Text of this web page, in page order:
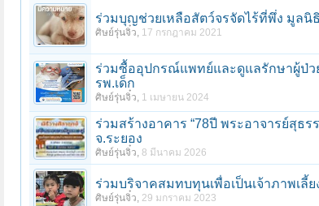
ร่วมบุญช่วยเหลือสัตว์จรจัดไร้ที่พึ่ง มูลนิ
ศิษย์รุ่นจิ๋ว, 17 กรกฎาคม 2021
ร่วมซื้ออุปกรณ์แพทย์และดูแลรักษาผู้ป่ว
รพ.เด็ก
ศิษย์รุ่นจิ๋ว, 1 เมษายน 2024
ร่วมสร้างอาคาร “78ปี พระอาจารย์สุธ
จ.ระยอง
ศิษย์รุ่นจิ๋ว, 8 มีนาคม 2026
ร่วมบริจาคสมทบทุนเพื่อเป็นเจ้าภาพเ
ศิษย์รุ่นจิ๋ว, 29 มกราคม 2023